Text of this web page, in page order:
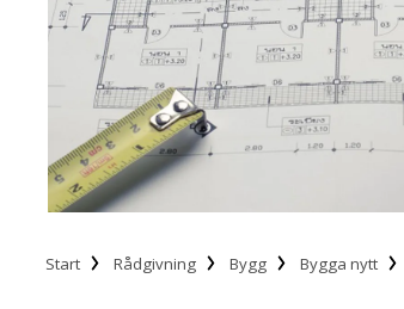
Start Rådgivning Bygg Bygga nytt